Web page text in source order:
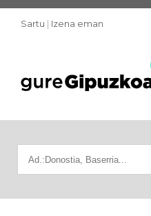
Sartu | Izena eman